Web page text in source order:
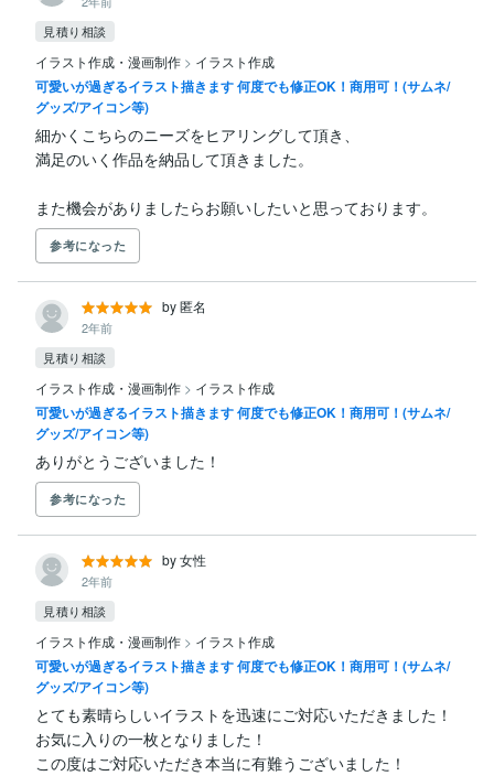
見積り相談
イラスト作成・漫画制作 > イラスト作成
可愛いが過ぎるイラスト描きます 何度でも修正OK！商用可！(サムネ/
グッズ/アイコン等)
細かくこちらのニーズをヒアリングして頂き、
満足のいく作品を納品して頂きました。
また機会がありましたらお願いしたいと思っております。
参考になった
by 匿名
2年前
見積り相談
イラスト作成・漫画制作 > イラスト作成
可愛いが過ぎるイラスト描きます 何度でも修正OK！商用可！(サムネ/
グッズ/アイコン等)
ありがとうございました！
参考になった
by 女性
2年前
見積り相談
イラスト作成・漫画制作 > イラスト作成
可愛いが過ぎるイラスト描きます 何度でも修正OK！商用可！(サムネ/
グッズ/アイコン等)
とても素晴らしいイラストを迅速にご対応いただきました！
お気に入りの一枚となりました！
この度はご対応いただき本当に有難うございました！